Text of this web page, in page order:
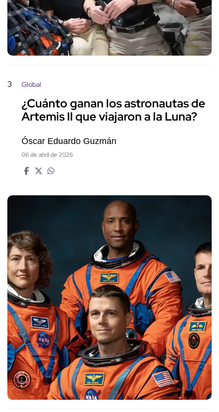
3 Global
¿Cuánto ganan los astronautas de
Artemis II que viajaron a la Luna?
Óscar Eduardo Guzmán
06 de abril de 2026